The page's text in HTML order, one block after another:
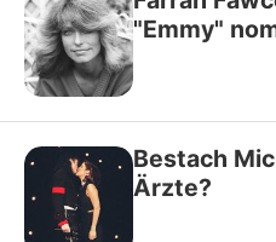
"Emmy"
Bestach
Ärzte?